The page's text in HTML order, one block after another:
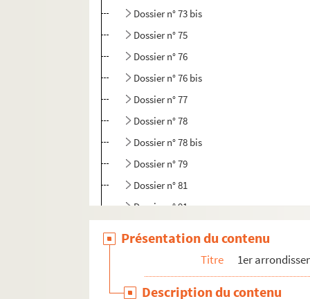
Dossier n° 73 bis
Dossier n° 75
Dossier n° 76
Dossier n° 76 bis
Dossier n° 77
Dossier n° 78
Dossier n° 78 bis
Dossier n° 79
Dossier n° 81
Dossier n° 91
Dossier n° 95
Présentation du contenu
Titre 1er
Description du contenu